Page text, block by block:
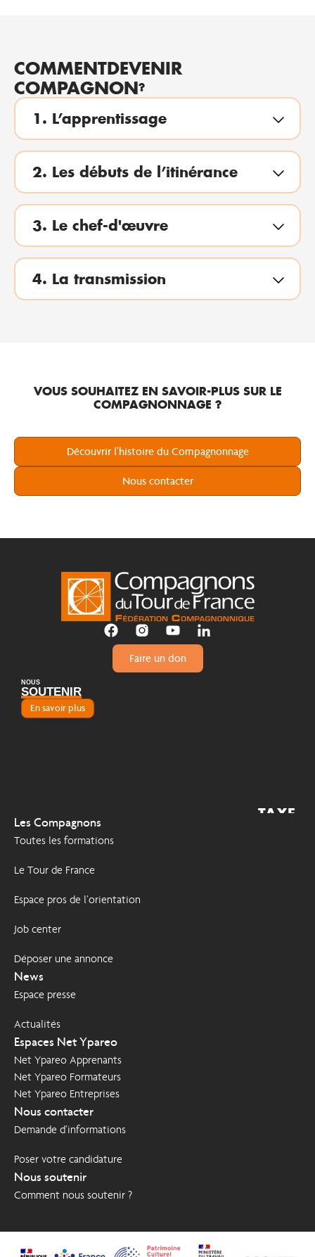
COMMENTDEVENIR
COMPAGNON?
1. L’apprentissage
2. Les débuts de l’itinérance
3. Le chef-d'œuvre
4. La transmission
VOUS SOUHAITEZ EN SAVOIR-PLUS SUR LE
COMPAGNONNAGE ?
Découvrir l'histoire du Compagnonnage
Nous contacter
Faire un don
Les Compagnons
Toutes les formations
Le Tour de France
Espace pros de l’orientation
Job center
Déposer une annonce
News
Espace presse
Actualités
Espaces Net Ypareo
Net Ypareo Apprenants
Net Ypareo Formateurs
Net Ypareo Entreprises
Nous contacter
Demande d’informations
Poser votre candidature
Nous soutenir
Comment nous soutenir ?
NOUS
SOUTENIR
En savoir plus
TAXE